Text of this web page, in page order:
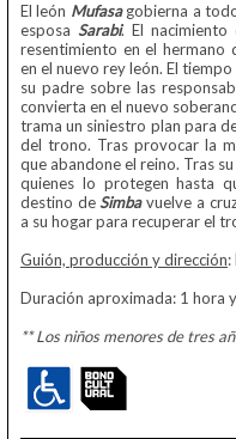
El león Mufasagobierna a
esposa Sarabi. El
resentimiento en el hermano
en el nuevo rey león. El
su padre sobre las
convierta en el nuevo
trama un siniestro plan para
del trono. Tras provocar la
que abandone el reino. Tras
quienes lo protegen hasta
destino deSimbavuelve a
a su hogar para recuperar el
Guión, producción y dirección:
Duración aproximada: 1 hora
** Los niños menores de tres